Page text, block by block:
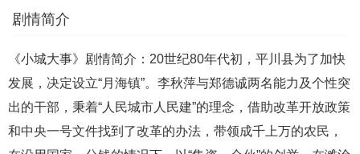
剧情简介
《小城大事》剧情简介：20世纪80年代初，平川县为了加快
发展，决定设立“月海镇”。李秋萍与郑德诚两名能力及个性突
出的干部，秉着“人民城市人民建”的理念，借助改革开放政策
和中央一号文件找到了改革的办法，带领成千上万的农民，